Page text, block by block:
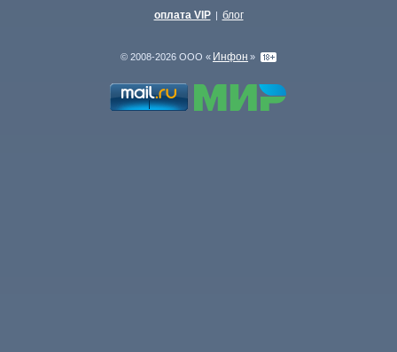
оплата VIP | блог
© 2008-2026 ООО « Инфон »